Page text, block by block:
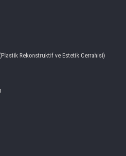
Rekonstruktif ve Estetik Cerrahisi)